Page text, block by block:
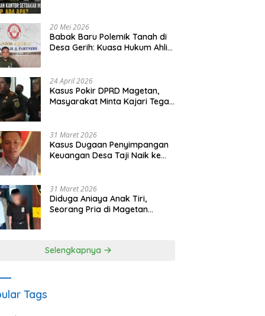
20 Mei 2026
Babak Baru Polemik Tanah di
Desa Gerih: Kuasa Hukum Ahli
24 April 2026
Kasus Pokir DPRD Magetan,
Masyarakat Minta Kajari Tegak
31 Maret 2026
Kasus Dugaan Penyimpangan
Keuangan Desa Taji Naik ke
31 Maret 2026
Diduga Aniaya Anak Tiri,
Seorang Pria di Magetan
Selengkapnya
Tags